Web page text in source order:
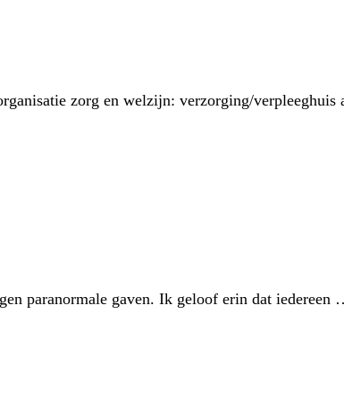
zorg en welzijn: verzorging/
paranormale gaven. Ik geloof erin dat iedereen